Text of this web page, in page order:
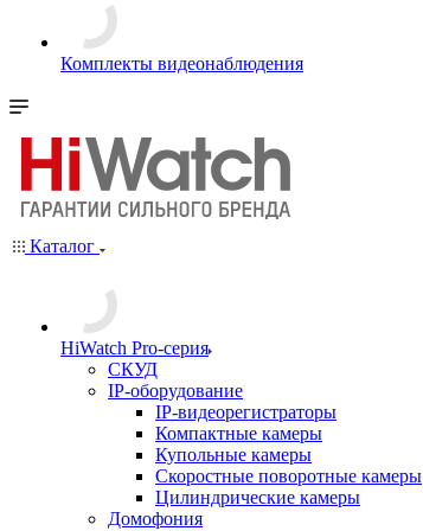
Комплекты видеонаблюдения
Каталог
HiWatch Pro-серия
CКУД
IP-оборудование
IP-видеорегистраторы
Компактные камеры
Купольные камеры
Скоростные поворотные камеры
Цилиндрические камеры
Домофония